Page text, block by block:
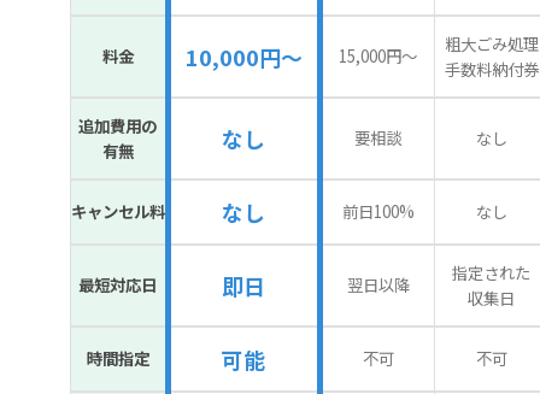
料金 10,000円～ 15,000円〜
粗大ごみ処理
手数料納付券
追加費用の
有無
なし 要相談 なし
キャンセル料 なし 前日100% なし
最短対応日 即日 翌日以降
指定された
収集日
時間指定 可能 不可 不可